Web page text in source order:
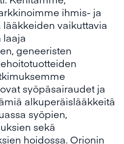
ihmis- ja
vaikuttavia
laaja
geneeristen
syöpäsairaudet ja
alkuperäislääkkeitä
syöpien,
sekä
hoidossa. Orionin